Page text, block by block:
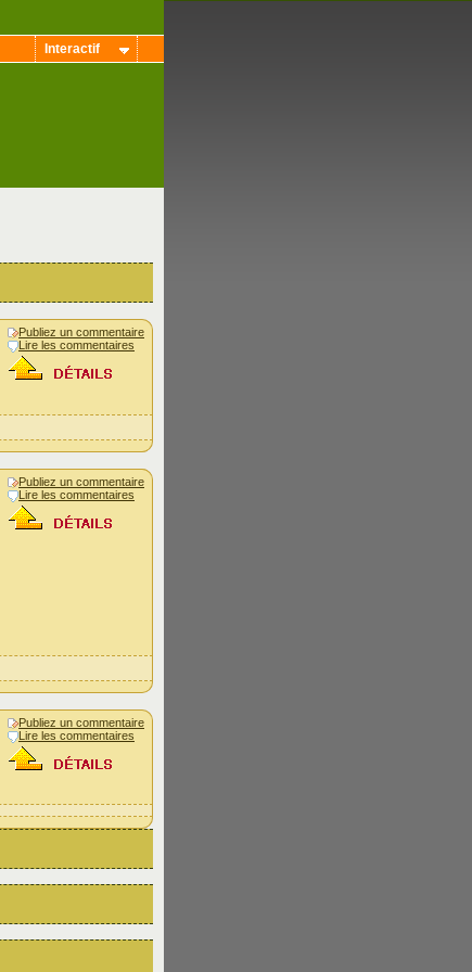
Interactif
Publiez un commentaire
Lire les commentaires
Publiez un commentaire
Lire les commentaires
Publiez un commentaire
Lire les commentaires